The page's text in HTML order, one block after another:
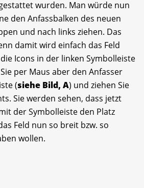
wurden. Man würde nun
den Anfassbalken des neuen
und nach links ziehen. Das
damit wird einfach das Feld
Icons in der linken Symbolleiste
per Maus aber den Anfasser
(siehe Bild, A) und ziehen Sie
Sie werden sehen, dass jetzt
der Symbolleiste den Platz
Feld nun so breit bzw. so
wollen.